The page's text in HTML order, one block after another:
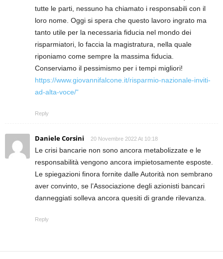
tutte le parti, nessuno ha chiamato i responsabili con il
loro nome. Oggi si spera che questo lavoro ingrato ma
tanto utile per la necessaria fiducia nel mondo dei
risparmiatori, lo faccia la magistratura, nella quale
riponiamo come sempre la massima fiducia.
Conserviamo il pessimismo per i tempi migliori!
https://www.giovannifalcone.it/risparmio-nazionale-inviti-
ad-alta-voce/“
Reply
Daniele Corsini 20 Novembre 2022 At 10:18
Le crisi bancarie non sono ancora metabolizzate e le
responsabilità vengono ancora impietosamente esposte.
Le spiegazioni finora fornite dalle Autorità non sembrano
aver convinto, se l’Associazione degli azionisti bancari
danneggiati solleva ancora quesiti di grande rilevanza.
Reply